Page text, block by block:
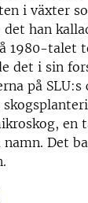
i växter
det han
1980-talet
det i sin
på
en
namn. Det